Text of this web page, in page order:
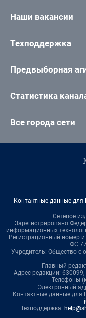
Наши вакансии
Техподдержка
Предвыборная
Статистика
Все города сети
Контактные данные для
Сетевое
Зарегистрировано
информационных
Регистрационный номер
ФС
Учредитель: Общество с
Главный
Адрес редакции:
Телефоны
Электронный
Контактные данные для
Техподдержка: